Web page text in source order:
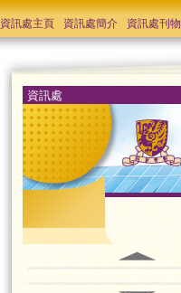
資訊處主頁 資訊處簡介 資訊處刊物
資訊處